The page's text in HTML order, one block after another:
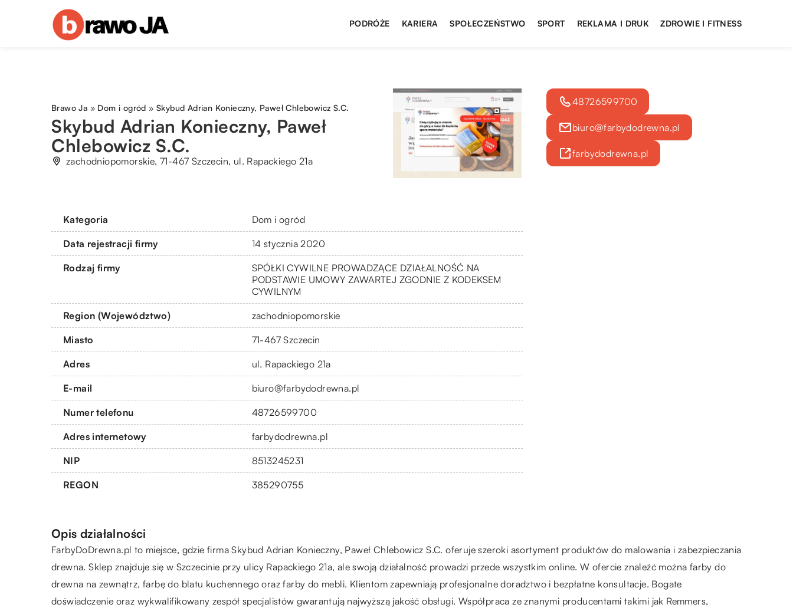
PODRÓŻE KARIERA SPOŁECZEŃSTWO SPORT REKLAMA I DRUK ZDROWIE I FITNESS
Brawo Ja » Dom i ogród »Skybud Adrian Konieczny, Paweł Chlebowicz S.C.
Skybud Adrian Konieczny, Paweł
Chlebowicz S.C.
zachodniopomorskie, 71-467 Szczecin, ul. Rapackiego 21a
Kategoria Dom i ogród
Data rejestracji firmy 14 stycznia 2020
Rodzaj firmy
SPÓŁKI CYWILNE PROWADZĄCE DZIAŁALNOŚĆ NA
PODSTAWIE UMOWY ZAWARTEJ ZGODNIE Z KODEKSEM
CYWILNYM
Region (Województwo) zachodniopomorskie
Miasto 71-467 Szczecin
Adres ul. Rapackiego 21a
E-mail biuro@farbydodrewna.pl
Numer telefonu 48726599700
Adres internetowy farbydodrewna.pl
NIP 8513245231
REGON 385290755
48726599700
biuro@farbydodrewna.pl
farbydodrewna.pl
Opis działalności
FarbyDoDrewna.pl to miejsce, gdzie firma Skybud Adrian Konieczny, Paweł Chlebowicz S.C. oferuje szeroki asortyment produktów do malowania i zabezpieczania
drewna. Sklep znajduje się w Szczecinie przy ulicy Rapackiego 21a, ale swoją działalność prowadzi przede wszystkim online. W ofercie znaleźć można farby do
drewna na zewnątrz, farbę do blatu kuchennego oraz farby do mebli. Klientom zapewniają profesjonalne doradztwo i bezpłatne konsultacje. Bogate
doświadczenie oraz wykwalifikowany zespół specjalistów gwarantują najwyższą jakość obsługi. Współpraca ze znanymi producentami takimi jak Remmers,